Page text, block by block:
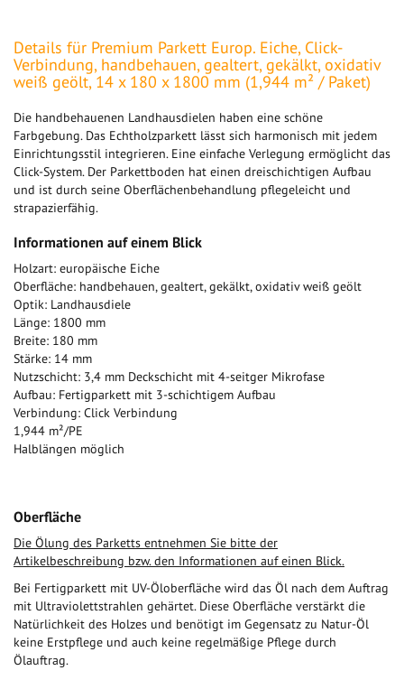
Details für Premium Parkett Europ. Eiche, Click-
Verbindung, handbehauen, gealtert, gekälkt, oxidativ
weiß geölt, 14 x 180 x 1800 mm (1,944 m² / Paket)
Die handbehauenen Landhausdielen haben eine schöne
Farbgebung. Das Echtholzparkett lässt sich harmonisch mit jedem
Einrichtungsstil integrieren. Eine einfache Verlegung ermöglicht das
Click-System. Der Parkettboden hat einen dreischichtigen Aufbau
und ist durch seine Oberflächenbehandlung pflegeleicht und
strapazierfähig.
Informationen auf einem Blick
Holzart: europäische Eiche
Oberfläche: handbehauen, gealtert, gekälkt, oxidativ weiß geölt
Optik: Landhausdiele
Länge: 1800 mm
Breite: 180 mm
Stärke: 14 mm
Nutzschicht: 3,4 mm Deckschicht mit 4-seitger Mikrofase
Aufbau: Fertigparkett mit 3-schichtigem Aufbau
Verbindung: Click Verbindung
1,944 m²/PE
Halblängen möglich
Oberfläche
Die Ölung des Parketts entnehmen Sie bitte der
Artikelbeschreibung bzw. den Informationen auf einen Blick.
Bei Fertigparkett mit UV-Öloberfläche wird das Öl nach dem Auftrag
mit Ultraviolettstrahlen gehärtet. Diese Oberfläche verstärkt die
Natürlichkeit des Holzes und benötigt im Gegensatz zu Natur-Öl
keine Erstpflege und auch keine regelmäßige Pflege durch
Ölauftrag.